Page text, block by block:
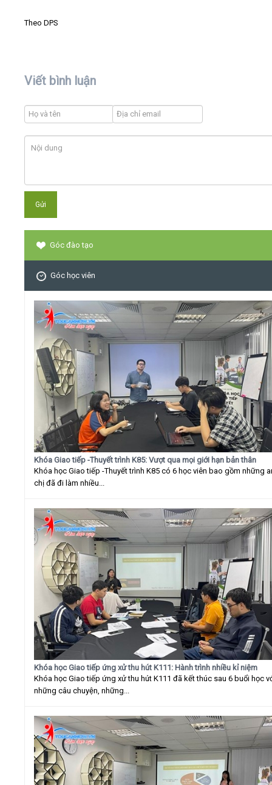
Theo DPS
Viết bình luận
Góc đào tạo
Góc học viên
Khóa Giao tiếp -Thuyết trình K85: Vượt qua mọi giới hạn bản thân
Khóa học Giao tiếp -Thuyết trình K85 có 6 học viên bao gồm những
chị đã đi làm nhiều...
Khóa học Giao tiếp ứng xử thu hút K111: Hành trình nhiều kỉ niệm
Khóa học Giao tiếp ứng xử thu hút K111 đã kết thúc sau 6 buổi học
những câu chuyện, những...